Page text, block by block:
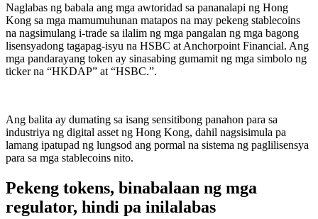
Naglabas ng babala ang mga awtoridad sa pananalapi ng Hong
Kong sa mga mamumuhunan matapos na may pekeng stablecoins
na nagsimulang i-trade sa ilalim ng mga pangalan ng mga bagong
lisensyadong tagapag-isyu na HSBC at Anchorpoint Financial. Ang
mga pandarayang token ay sinasabing gumamit ng mga simbolo ng
ticker na “HKDAP” at “HSBC.”.
Ang balita ay dumating sa isang sensitibong panahon para sa
industriya ng digital asset ng Hong Kong, dahil nagsisimula pa
lamang ipatupad ng lungsod ang pormal na sistema ng paglilisensya
para sa mga stablecoins nito.
Pekeng tokens, binabalaan ng mga
regulator, hindi pa inilalabas